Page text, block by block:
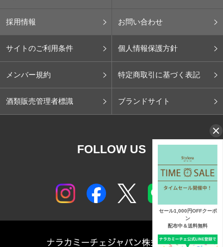
採用情報 お問い合わせ
サイトのご利用条件 個人情報保護方針
メンバー規約 特定商取引に基づく表記
酒類販売管理者標識 ブランドサイト
FOLLOW US
セール1,000円OFFクーポ
ン
配布中＆送料無料